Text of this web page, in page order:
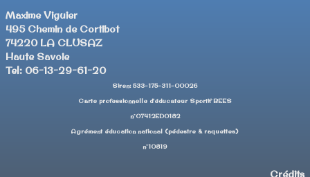
Maxime Viguier
495 Chemin de Cortibot
74220 LA CLUSAZ
Haute Savoie
Tel: 06-13-29-61-20
Siren: 533-175-311-00026
Carte professionnelle d'éducateur Sportif BEES
n°07412ED0182
Agrément éducation national (pédestre & raquettes)
n°10819
Crédits